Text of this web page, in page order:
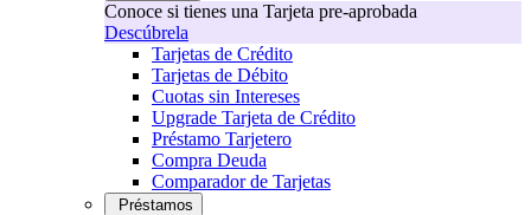
Conoce si tienes una Tarjeta pre-aprobada
Descúbrela
Tarjetas de Crédito
Tarjetas de Débito
Cuotas sin Intereses
Upgrade Tarjeta de Crédito
Préstamo Tarjetero
Compra Deuda
Comparador de Tarjetas
Préstamos